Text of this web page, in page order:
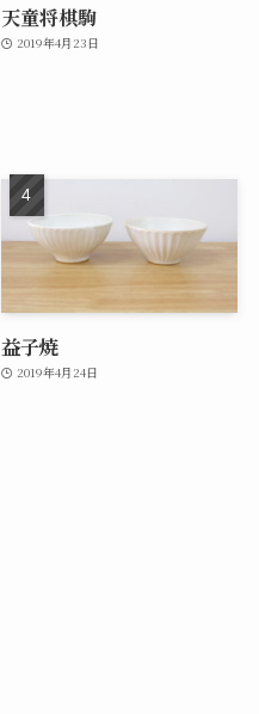
天童将棋駒
2019年4月23日
益子焼
2019年4月24日